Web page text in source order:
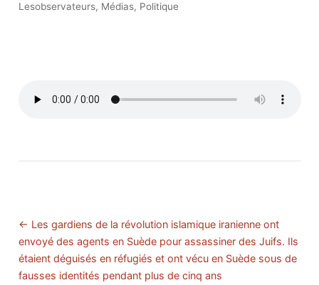
Lesobservateurs, Médias, Politique
← Les gardiens de la révolution islamique iranienne ont
envoyé des agents en Suède pour assassiner des Juifs. Ils
étaient déguisés en réfugiés et ont vécu en Suède sous de
fausses identités pendant plus de cinq ans